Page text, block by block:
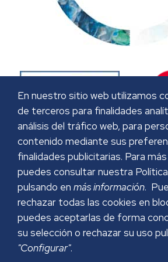
En nuestro sitio web utilizamos
de terceros para finalidades
análisis del tráfico web, para
contenido mediante sus
finalidades publicitarias. Para
puedes consultar nuestra
pulsando en más información.
rechazar todas las cookies en
puedes aceptarlas de forma
su selección o rechazar su uso
"Configurar".